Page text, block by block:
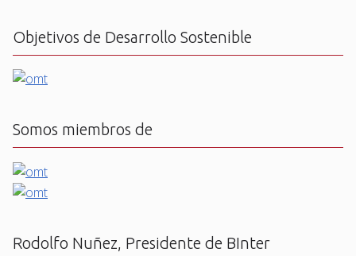
Objetivos de Desarrollo Sostenible
Somos miembros de
Rodolfo Nuñez, Presidente de BInter